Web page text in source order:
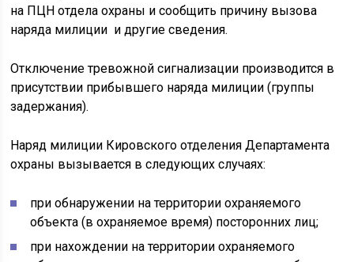
на ПЦН отдела охраны и сообщить причину вызова
наряда милиции и другие сведения.
Отключение тревожной сигнализации производится в
присутствии прибывшего наряда милиции (группы
задержания).
Наряд милиции Кировского отделения Департамента
охраны вызывается в следующих случаях:
при обнаружении на территории охраняемого
объекта (в охраняемое время) посторонних лиц;
при нахождении на территории охраняемого